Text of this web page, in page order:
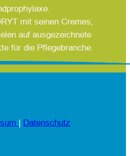
mit seinen Cremes,
auf ausgezeichnete
für die Pflegebranche.
Datenschutz